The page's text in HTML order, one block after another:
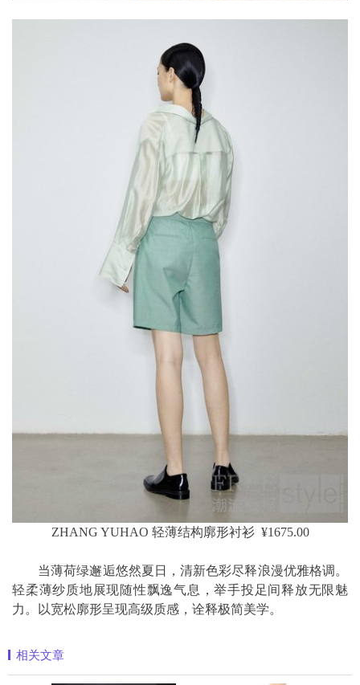
ZHANG YUHAO 轻薄结构廓形衬衫 ¥1675.00
当薄荷绿邂逅悠然夏日，清新色彩尽释浪漫优雅格调。
轻柔薄纱质地展现随性飘逸气息，举手投足间释放无限魅
力。以宽松廓形呈现高级质感，诠释极简美学。
相关文章